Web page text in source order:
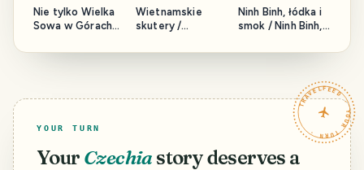
Nie tylko Wielka
Sowa w Górach
Wietnamskie
skutery /
motorcycles
Ninh Binh, łódka i
smok / Ninh Binh,
TRAVELFEED · YOUR TURN ·
YOUR TURN
Your Czechia story deserves a